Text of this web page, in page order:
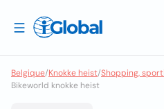
Belgique/Knokke heist/Shopping,
Bikeworld knokke heist